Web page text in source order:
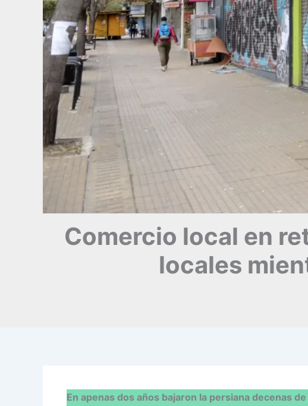
Comercio local en
locales
En apenas dos años bajaron la persiana decenas